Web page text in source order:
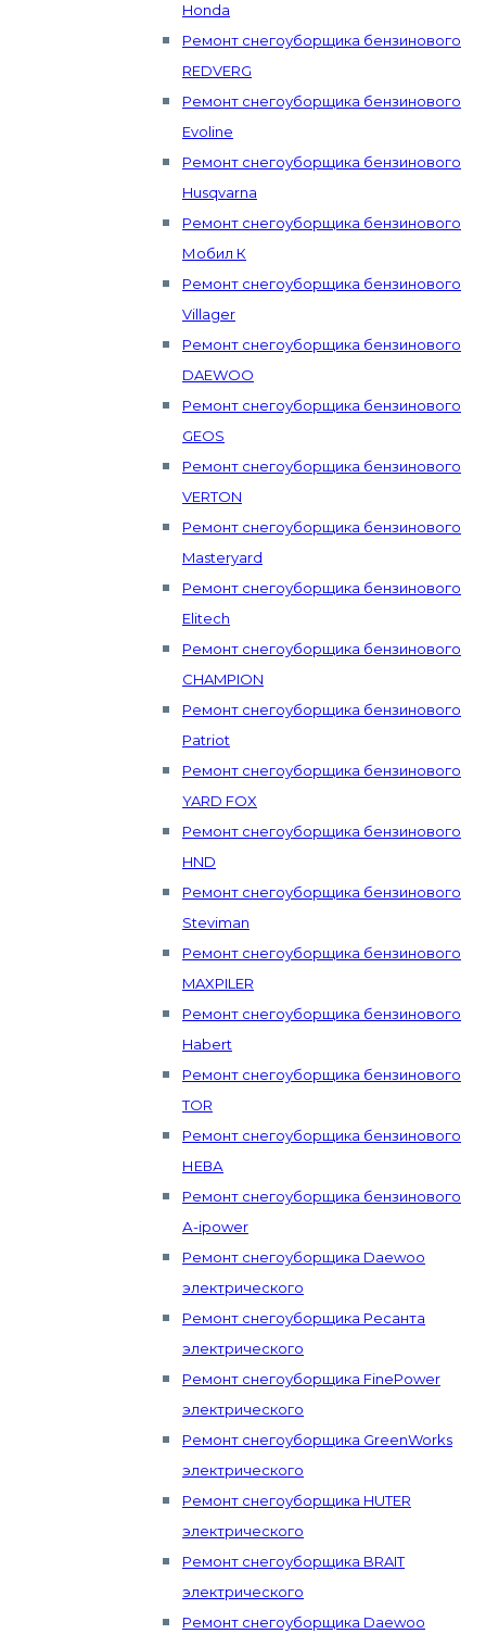
Honda
Ремонт снегоуборщика бензинового
REDVERG
Ремонт снегоуборщика бензинового
Evoline
Ремонт снегоуборщика бензинового
Husqvarna
Ремонт снегоуборщика бензинового
Мобил К
Ремонт снегоуборщика бензинового
Villager
Ремонт снегоуборщика бензинового
DAEWOO
Ремонт снегоуборщика бензинового
GEOS
Ремонт снегоуборщика бензинового
VERTON
Ремонт снегоуборщика бензинового
Masteryard
Ремонт снегоуборщика бензинового
Elitech
Ремонт снегоуборщика бензинового
CHAMPION
Ремонт снегоуборщика бензинового
Patriot
Ремонт снегоуборщика бензинового
YARD FOX
Ремонт снегоуборщика бензинового
HND
Ремонт снегоуборщика бензинового
Steviman
Ремонт снегоуборщика бензинового
MAXPILER
Ремонт снегоуборщика бензинового
Habert
Ремонт снегоуборщика бензинового
TOR
Ремонт снегоуборщика бензинового
НЕВА
Ремонт снегоуборщика бензинового
А-ipower
Ремонт снегоуборщика Daewoo
электрического
Ремонт снегоуборщика Ресанта
электрического
Ремонт снегоуборщика FinePower
электрического
Ремонт снегоуборщика GreenWorks
электрического
Ремонт снегоуборщика HUTER
электрического
Ремонт снегоуборщика BRAIT
электрического
Ремонт снегоуборщика Daewoo